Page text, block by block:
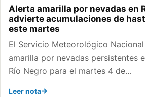
Alerta amarilla por nevadas en
advierte acumulaciones de
este martes
El Servicio Meteorológico
amarilla por nevadas persistentes
Río Negro para el martes 4 de…
Leer nota